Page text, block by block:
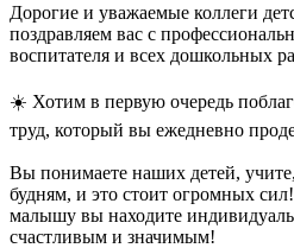
Дорогие и уважаемые коллеги
поздравляем вас с
воспитателя и всех дошкольных
☀️ Хотим в первую очередь
труд, который вы ежедневно
Вы понимаете наших детей,
будням, и это стоит огромных
малышу вы находите
счастливым и значимым!